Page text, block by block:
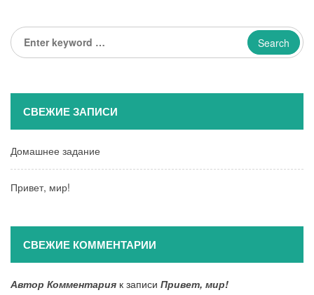
Enter
keyword
СВЕЖИЕ ЗАПИСИ
Домашнее задание
Привет, мир!
СВЕЖИЕ КОММЕНТАРИИ
Автор Комментария к записи Привет, мир!